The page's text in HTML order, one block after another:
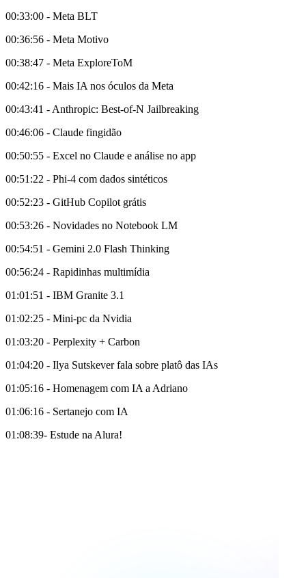
00:33:00 - Meta BLT
00:36:56 - Meta Motivo
00:38:47 - Meta ExploreToM
00:42:16 - Mais IA nos óculos da Meta
00:43:41 - Anthropic: Best-of-N Jailbreaking
00:46:06 - Claude fingidão
00:50:55 - Excel no Claude e análise no app
00:51:22 - Phi-4 com dados sintéticos
00:52:23 - GitHub Copilot grátis
00:53:26 - Novidades no Notebook LM
00:54:51 - Gemini 2.0 Flash Thinking
00:56:24 - Rapidinhas multimídia
01:01:51 - IBM Granite 3.1
01:02:25 - Mini-pc da Nvidia
01:03:20 - Perplexity + Carbon
01:04:20 - Ilya Sutskever fala sobre platô das IAs
01:05:16 - Homenagem com IA a Adriano
01:06:16 - Sertanejo com IA
01:08:39- Estude na Alura!